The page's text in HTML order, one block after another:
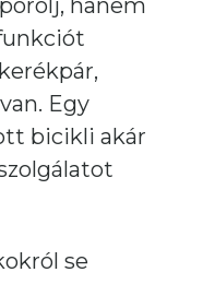
hanem
Egy
bicikli akár
se